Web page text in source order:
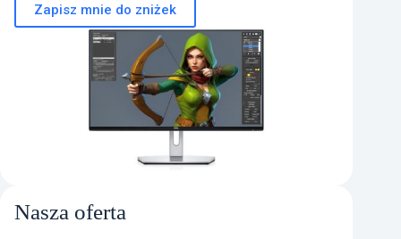
Zapisz mnie do zniżek
Nasza oferta